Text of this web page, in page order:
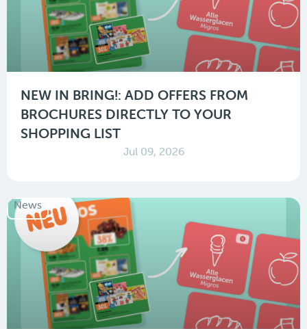
NEW IN BRING!: ADD OFFERS FROM
BROCHURES DIRECTLY TO YOUR
SHOPPING LIST
Jul 09, 2026
News